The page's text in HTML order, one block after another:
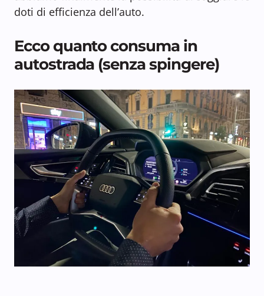
doti di efficienza dell’auto.
Ecco quanto consuma in
autostrada (senza spingere)